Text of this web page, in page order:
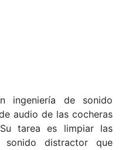
ingeniería de sonido
audio de las cocheras
tarea es limpiar las
sonido distractor que